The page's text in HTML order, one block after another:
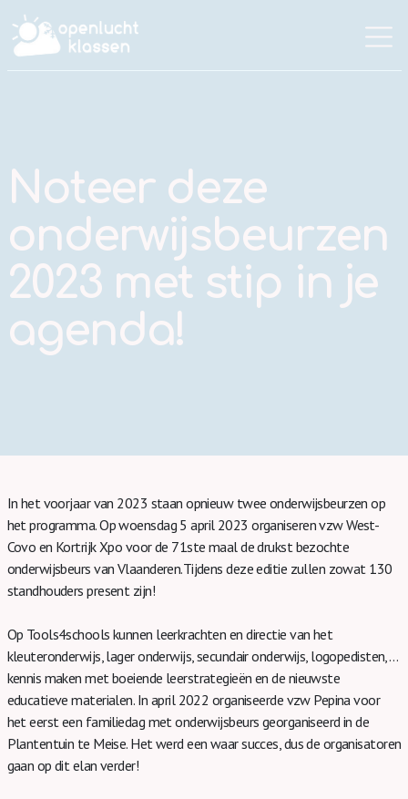
Noteer deze
onderwijsbeurzen
2023 met stip in je
agenda!
In het voorjaar van 2023 staan opnieuw twee onderwijsbeurzen op
het programma. Op woensdag 5 april 2023 organiseren vzw West-
Covo en Kortrijk Xpo voor de 71ste maal de drukst bezochte
onderwijsbeurs van Vlaanderen.Tijdens deze editie zullen zowat 130
standhouders present zijn!
Op Tools4schools kunnen leerkrachten en directie van het
kleuteronderwijs, lager onderwijs, secundair onderwijs, logopedisten,…
kennis maken met boeiende leerstrategieën en de nieuwste
educatieve materialen. In april 2022 organiseerde vzw Pepina voor
het eerst een familiedag met onderwijsbeurs georganiseerd in de
Plantentuin te Meise. Het werd een waar succes, dus de organisatoren
gaan op dit elan verder!